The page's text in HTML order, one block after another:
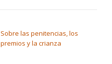
Sobre las penitencias, los
premios y la crianza